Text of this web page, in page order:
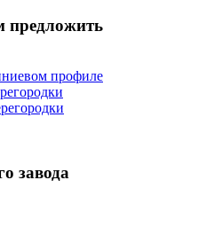
профиле
завода